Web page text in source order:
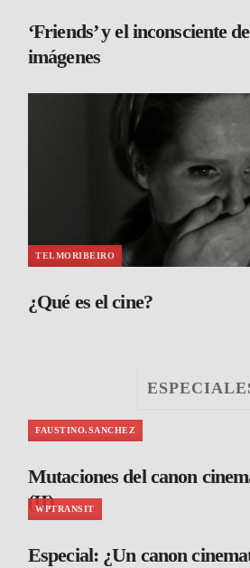
‘Friends’ y el inconsciente
imágenes
TELMORIBEIRO
¿Qué es el cine?
FAUSTINO.SANCHEZ
Mutaciones del canon
(II)
WPTRANSIT
Especial: ¿Un canon